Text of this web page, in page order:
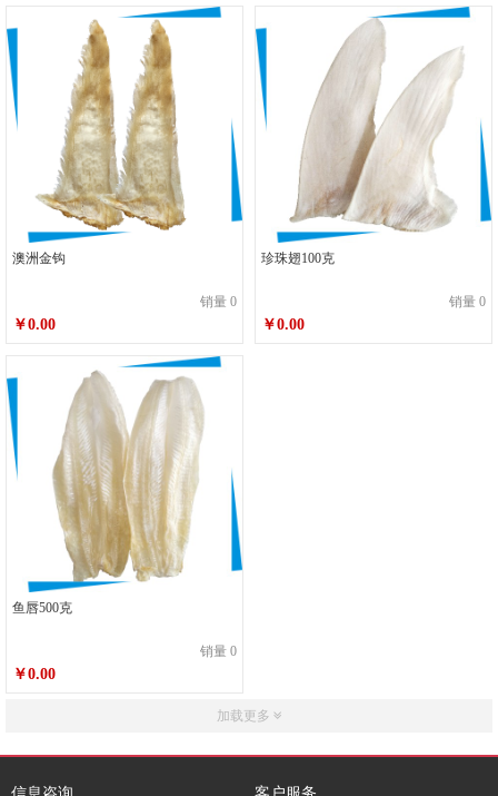
澳洲金钩
销量 0
￥0.00
珍珠翅100克
销量 0
￥0.00
鱼唇500克
销量 0
￥0.00
加载更多